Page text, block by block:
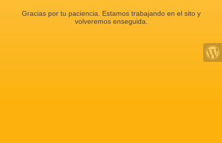
Gracias por tu paciencia. Estamos trabajando en el sito y
volveremos enseguida.